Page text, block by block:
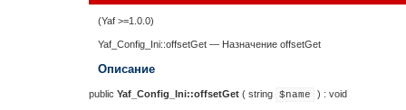
(Yaf >=1.0.0)
Yaf_Config_Ini::offsetGet — Назначение offsetGet
Описание
public Yaf_Config_Ini::offsetGet ( string $name ) : void